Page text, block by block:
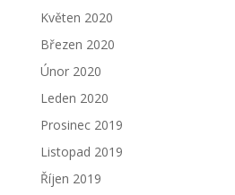
Květen 2020
Březen 2020
Únor 2020
Leden 2020
Prosinec 2019
Listopad 2019
Říjen 2019